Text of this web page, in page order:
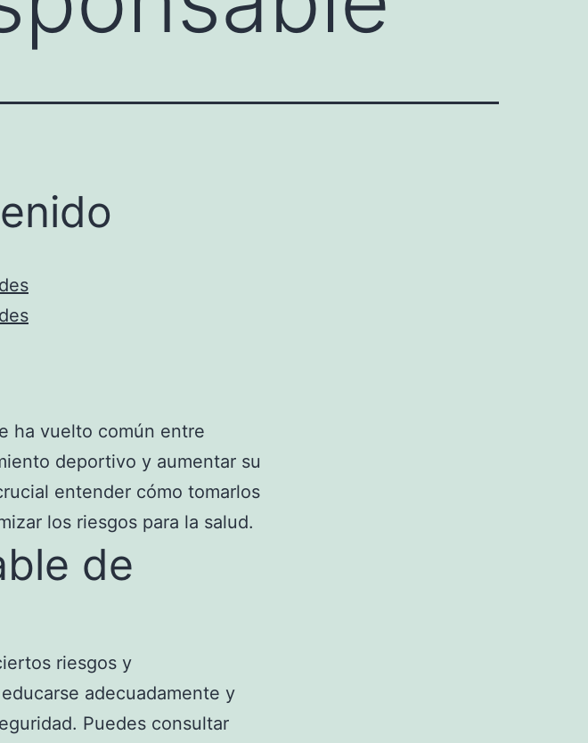
ha vuelto común entre
deportivo y aumentar su
entender cómo tomarlos
los riesgos para la salud.
de
riesgos y
adecuadamente y
Puedes consultar